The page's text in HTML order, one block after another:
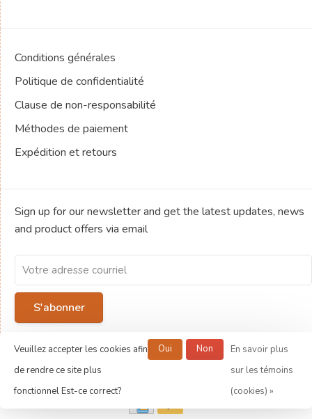
Conditions générales
Politique de confidentialité
Clause de non-responsabilité
Méthodes de paiement
Expédition et retours
Sign up for our newsletter and get the latest updates, news
and product offers via email
S'abonner
By signing up, you agree to our Privacy Policy.
© Copyright 2026 Jeux de société Ludold
Veuillez accepter les cookies afin
de rendre ce site plus
fonctionnel Est-ce correct?
Oui Non
En savoir plus
sur les témoins
(cookies) »